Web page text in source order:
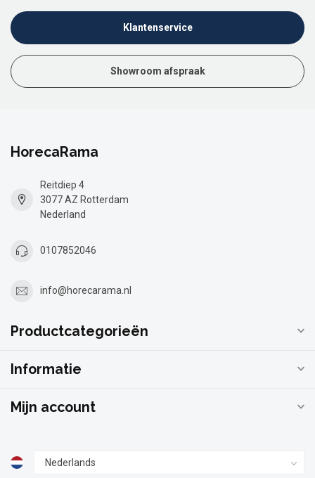
Klantenservice
Showroom afspraak
HorecaRama
Reitdiep 4
3077 AZ Rotterdam
Nederland
0107852046
info@horecarama.nl
Productcategorieën
Informatie
Mijn account